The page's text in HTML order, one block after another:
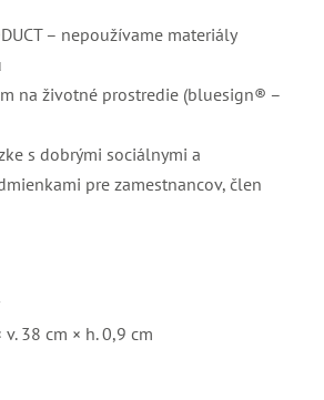
– nepoužívame materiály
na životné prostredie (bluesign® –
s dobrými sociálnymi a
pre zamestnancov, člen
38 cm × h. 0,9 cm